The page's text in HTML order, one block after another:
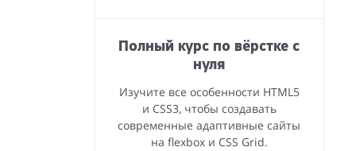
Полный курс по вёрстке с
нуля
Изучите все особенности HTML5
и CSS3, чтобы создавать
современные адаптивные сайты
на flexbox и CSS Grid.